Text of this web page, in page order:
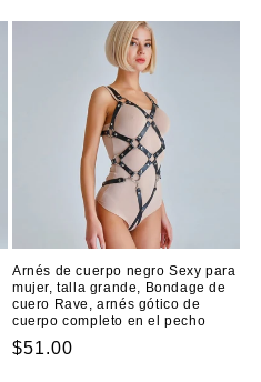
Arnés de cuerpo negro Sexy para
mujer, talla grande, Bondage de
cuero Rave, arnés gótico de
cuerpo completo en el pecho
Precio
$51.00